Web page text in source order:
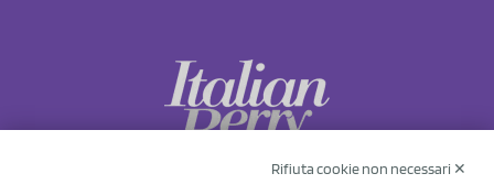
Rifiuta cookie non necessari ✕